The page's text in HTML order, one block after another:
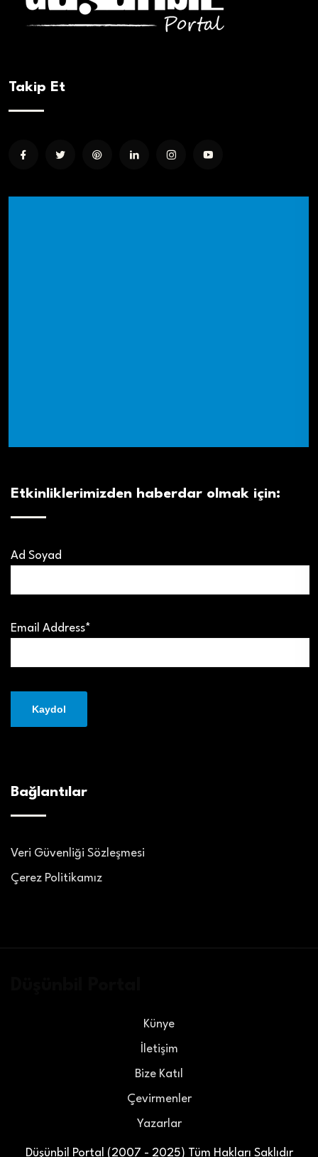
Takip Et
Etkinliklerimizden haberdar olmak için:
Ad Soyad
Email Address*
Bağlantılar
Veri Güvenliği Sözleşmesi
Çerez Politikamız
Düşünbil Portal (2007 - 2025) Tüm Hakları Saklıdır
Künye
İletişim
Bize Katıl
Çevirmenler
Yazarlar